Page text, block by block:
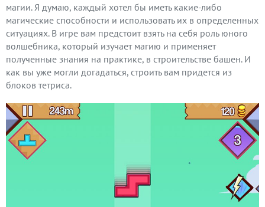
магии. Я думаю, каждый хотел бы иметь какие-либо
магические способности и использовать их в определенных
ситуациях. В игре вам предстоит взять на себя роль юного
волшебника, который изучает магию и применяет
полученные знания на практике, в строительстве башен. И
как вы уже могли догадаться, строить вам придется из
блоков тетриса.